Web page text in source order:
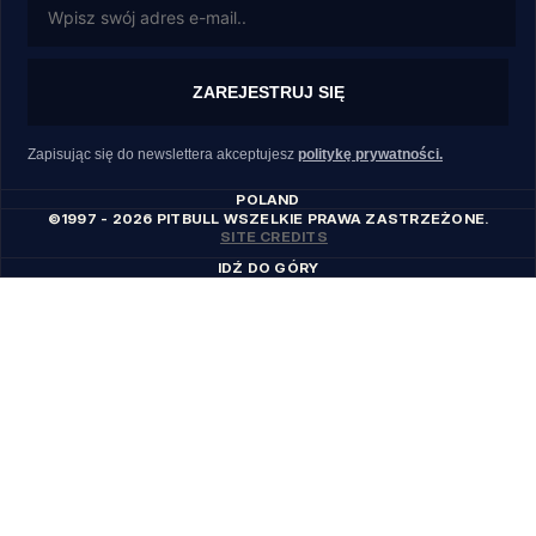
ZAREJESTRUJ SIĘ
Zapisując się do newslettera akceptujesz politykę prywatności.
POLAND
©1997 - 2026 PITBULL WSZELKIE PRAWA ZASTRZEŻONE.
SITE CREDITS
IDŹ DO GÓRY